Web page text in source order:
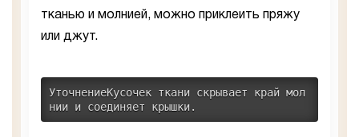
тканью и молнией, можно приклеить пряжу
или джут.
УточнениеКусочек ткани скрывает край мол
нии и соединяет крышки.